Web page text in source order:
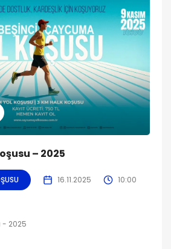
– 2025
16.11.2025 10:00
- 2025